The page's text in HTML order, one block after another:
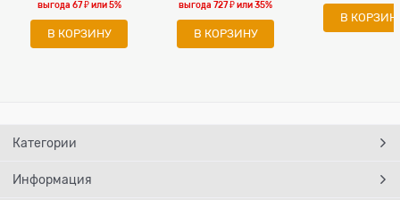
выгода 67 ₽или5%
В КОРЗИНУ
выгода727 ₽или35%
В КОРЗИНУ
В
Категории
Информация